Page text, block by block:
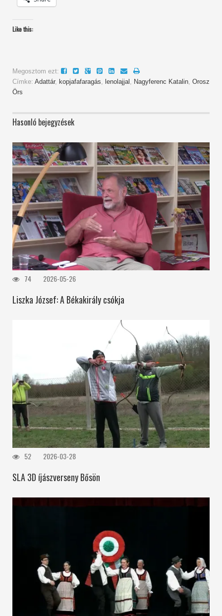
Like this:
Megosztom ezt:
Címke: Adattár, kopjafafaragás lenolajjal Nagyferenc Katalin Orosz
Örs
Hasonló bejegyzések
74 2026-05-26
Liszka József: A Békakirály csókja
52 2026-03-28
SLA 3D íjászverseny Bősön